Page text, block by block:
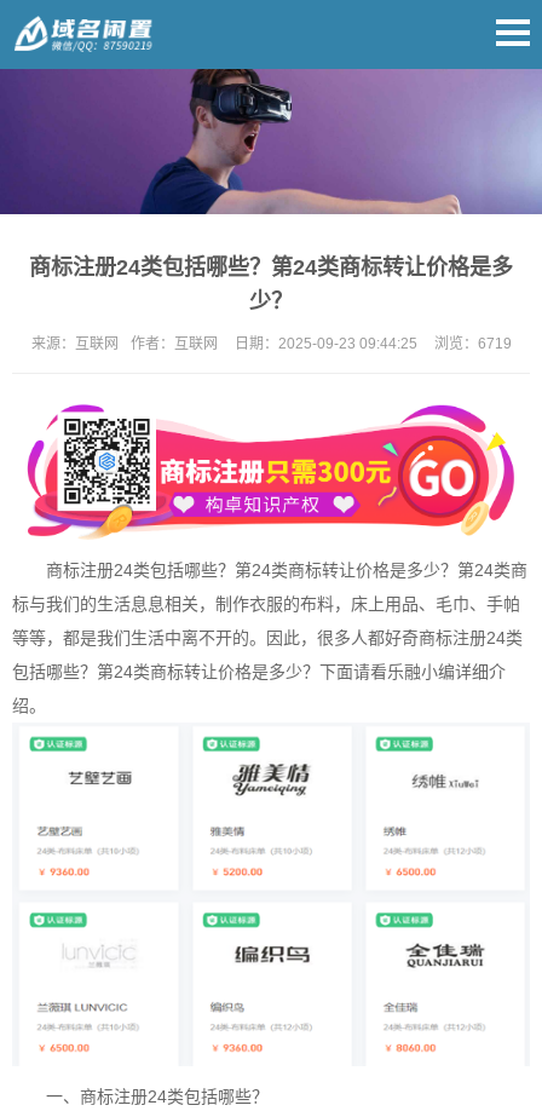
商标注册24类包括哪些？第24类商标转让价格是多
少？
来源： 互联网 作者： 互联网 日期： 2025-09-23 09:44:25 浏览： 6719
商标注册24类包括哪些？第24类商标转让价格是多少？第24类商
标与我们的生活息息相关，制作衣服的布料，床上用品、毛巾、手帕
等等，都是我们生活中离不开的。因此，很多人都好奇商标注册24类
包括哪些？第24类商标转让价格是多少？下面请看乐融小编详细介
绍。
一、 商标注册24类包括哪些？